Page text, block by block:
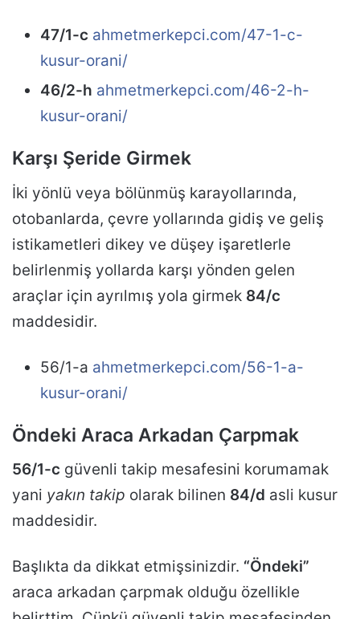
47/1-c ahmetmerkepci.com/47-1-c-
kusur-orani/
46/2-h ahmetmerkepci.com/46-2-h-
kusur-orani/
Karşı Şeride Girmek
İki yönlü veya bölünmüş karayollarında,
otobanlarda, çevre yollarında gidiş ve geliş
istikametleri dikey ve düşey işaretlerle
belirlenmiş yollarda karşı yönden gelen
araçlar için ayrılmış yola girmek 84/c
maddesidir.
56/1-a ahmetmerkepci.com/56-1-a-
kusur-orani/
Öndeki Araca Arkadan Çarpmak
56/1-c güvenli takip mesafesini korumamak
yani yakın takip olarak bilinen 84/d asli kusur
maddesidir.
Başlıkta da dikkat etmişsinizdir. “Öndeki”
araca arkadan çarpmak olduğu özellikle